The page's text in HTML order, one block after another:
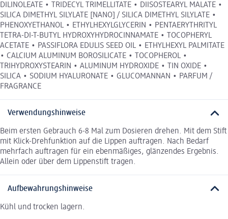
DILINOLEATE • TRIDECYL TRIMELLITATE • DIISOSTEARYL MALATE •
SILICA DIMETHYL SILYLATE [NANO] / SILICA DIMETHYL SILYLATE •
PHENOXYETHANOL • ETHYLHEXYLGLYCERIN • PENTAERYTHRITYL
TETRA-DI-T-BUTYL HYDROXYHYDROCINNAMATE • TOCOPHERYL
ACETATE • PASSIFLORA EDULIS SEED OIL • ETHYLHEXYL PALMITATE
• CALCIUM ALUMINUM BOROSILICATE • TOCOPHEROL •
TRIHYDROXYSTEARIN • ALUMINUM HYDROXIDE • TIN OXIDE •
SILICA • SODIUM HYALURONATE • GLUCOMANNAN • PARFUM /
FRAGRANCE
Verwendungshinweise
Beim ersten Gebrauch 6-8 Mal zum Dosieren drehen. Mit dem Stift
mit Klick-Drehfunktion auf die Lippen auftragen. Nach Bedarf
mehrfach auftragen für ein ebenmäßiges, glänzendes Ergebnis.
Allein oder über dem Lippenstift tragen.
Aufbewahrungshinweise
Kühl und trocken lagern.